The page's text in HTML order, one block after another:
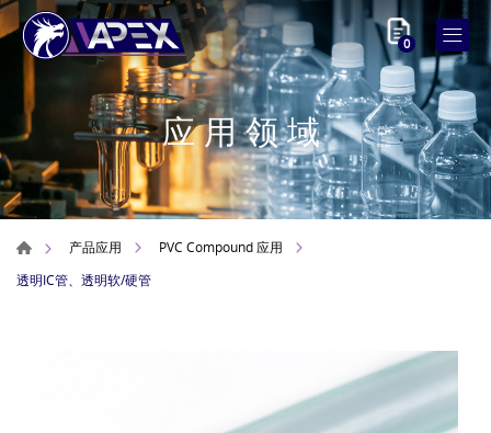
0
应用领域
产品应用
PVC Compound 应用
透明IC管、透明软/硬管